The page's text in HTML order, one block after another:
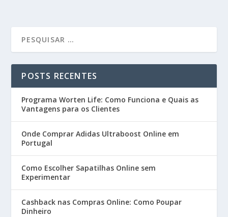
POSTS RECENTES
Programa Worten Life: Como Funciona e Quais as
Vantagens para os Clientes
Onde Comprar Adidas Ultraboost Online em
Portugal
Como Escolher Sapatilhas Online sem
Experimentar
Cashback nas Compras Online: Como Poupar
Dinheiro